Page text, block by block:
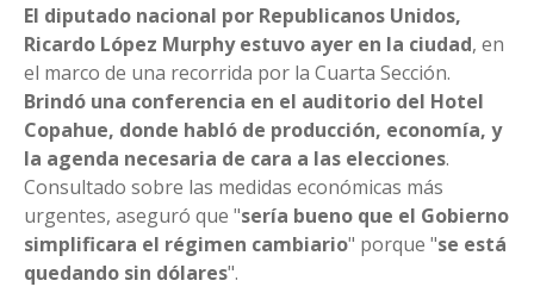
El diputado nacional por Republicanos Unidos,
Ricardo López Murphy estuvo ayer en la ciudad, en
el marco de una recorrida por la Cuarta Sección.
Brindó una conferencia en el auditorio del Hotel
Copahue, donde habló de producción, economía, y
la agenda necesaria de cara a las elecciones.
Consultado sobre las medidas económicas más
urgentes, aseguró que "sería bueno que el Gobierno
simplificara el régimen cambiario" porque "se está
quedando sin dólares".